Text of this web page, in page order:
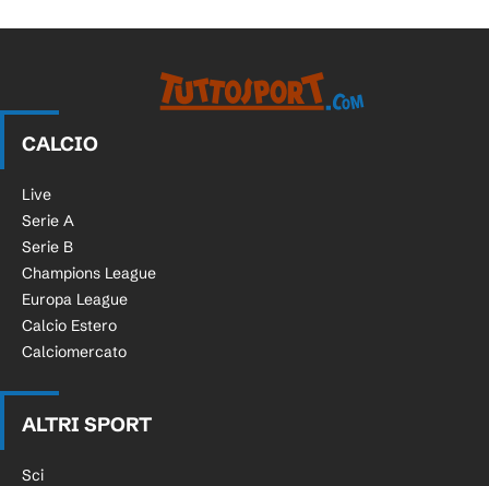
CALCIO
Live
Serie A
Serie B
Champions League
Europa League
Calcio Estero
Calciomercato
ALTRI SPORT
Sci